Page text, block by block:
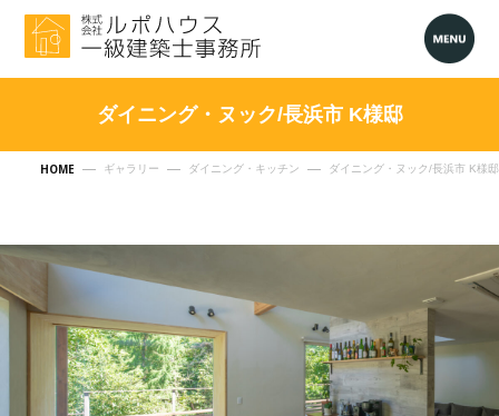
HOME ギャラリー ダイニング・キッチン ダイニング・ヌック/長浜市 K様邸
ダイニング・ヌック/長浜市 K様邸